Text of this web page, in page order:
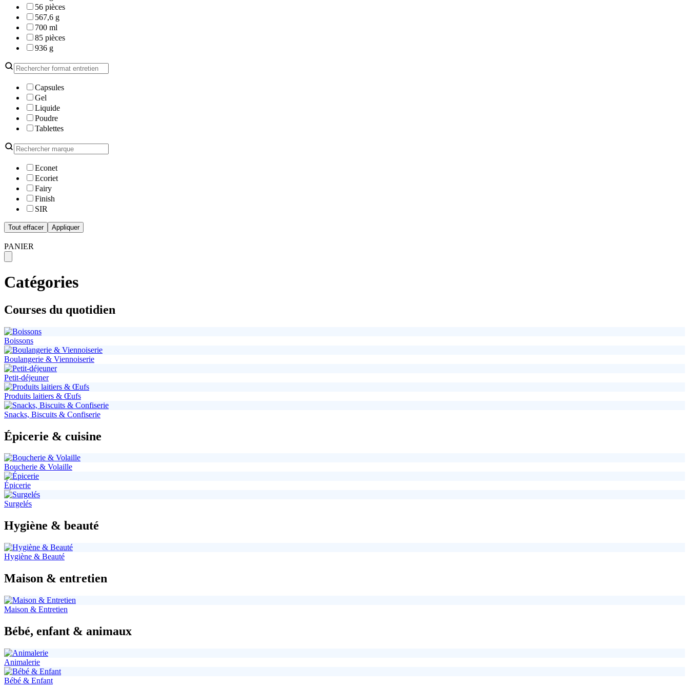
56 pièces
567,6 g
700 ml
85 pièces
936 g
Capsules
Gel
Liquide
Poudre
Tablettes
Econet
Ecoriet
Fairy
Finish
SIR
Tout effacer Appliquer
PANIER
Catégories
Courses du quotidien
Boissons
Boulangerie & Viennoiserie
Petit-déjeuner
Produits laitiers & Œufs
Snacks, Biscuits & Confiserie
Épicerie & cuisine
Boucherie & Volaille
Épicerie
Surgelés
Hygiène & beauté
Hygiène & Beauté
Maison & entretien
Maison & Entretien
Bébé, enfant & animaux
Animalerie
Bébé & Enfant